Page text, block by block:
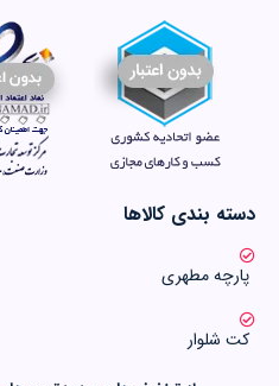
دسته بندی کالاها
پارچه مطهری
کت شلوار